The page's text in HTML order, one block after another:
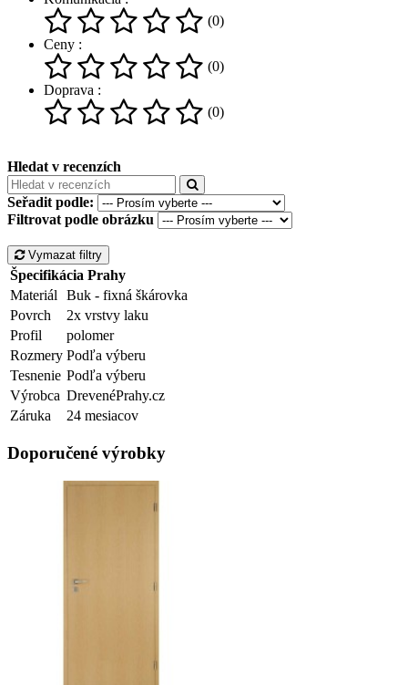
(0)
Ceny :
(0)
Doprava :
(0)
Hledat v recenzích
Seřadit podle:
Filtrovat podle obrázku
Vymazat filtry
Špecifikácia Prahy
Materiál
Buk - fixná škárovka
Povrch
2x vrstvy laku
Profil
polomer
Rozmery Podľa výberu
Tesnenie Podľa výberu
Výrobca DrevenéPrahy.cz
Záruka
24 mesiacov
Doporučené výrobky